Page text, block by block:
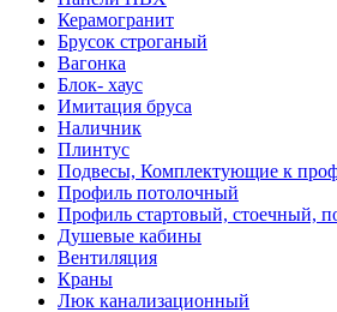
Керамогранит
Брусок строганый
Вагонка
Блок- хаус
Имитация бруса
Наличник
Плинтус
Подвесы, Комплектующие к
Профиль потолочный
Профиль стартовый, стоечный,
Душевые кабины
Вентиляция
Краны
Люк канализационный